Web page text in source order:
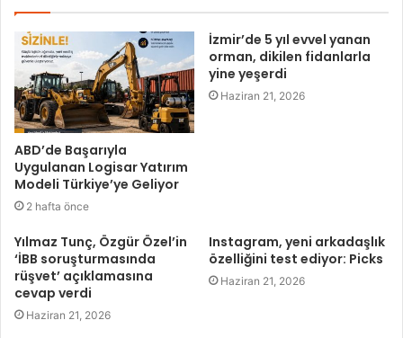
ABD’de Başarıyla
Uygulanan Logisar Yatırım
Modeli Türkiye’ye Geliyor
2 hafta önce
İzmir’de 5 yıl evvel yanan
orman, dikilen fidanlarla
yine yeşerdi
Haziran 21, 2026
Yılmaz Tunç, Özgür Özel’in
‘İBB soruşturmasında
rüşvet’ açıklamasına
cevap verdi
Haziran 21, 2026
Instagram, yeni arkadaşlık
özelliğini test ediyor: Picks
Haziran 21, 2026